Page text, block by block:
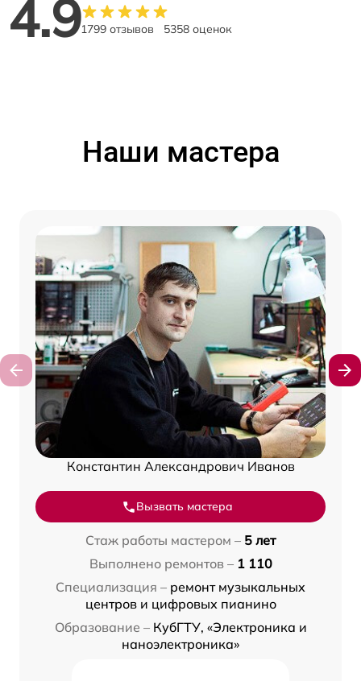
4.91799 отзывов 5358 оценок
Наши мастера
Константин Александрович Иванов
Вызвать мастера
Стаж работы мастером – 5 лет
Выполнено ремонтов – 1 110
Специализация – ремонт музыкальных
центров и цифровых пианино
Образование – КубГТУ, «Электроника и
наноэлектроника»